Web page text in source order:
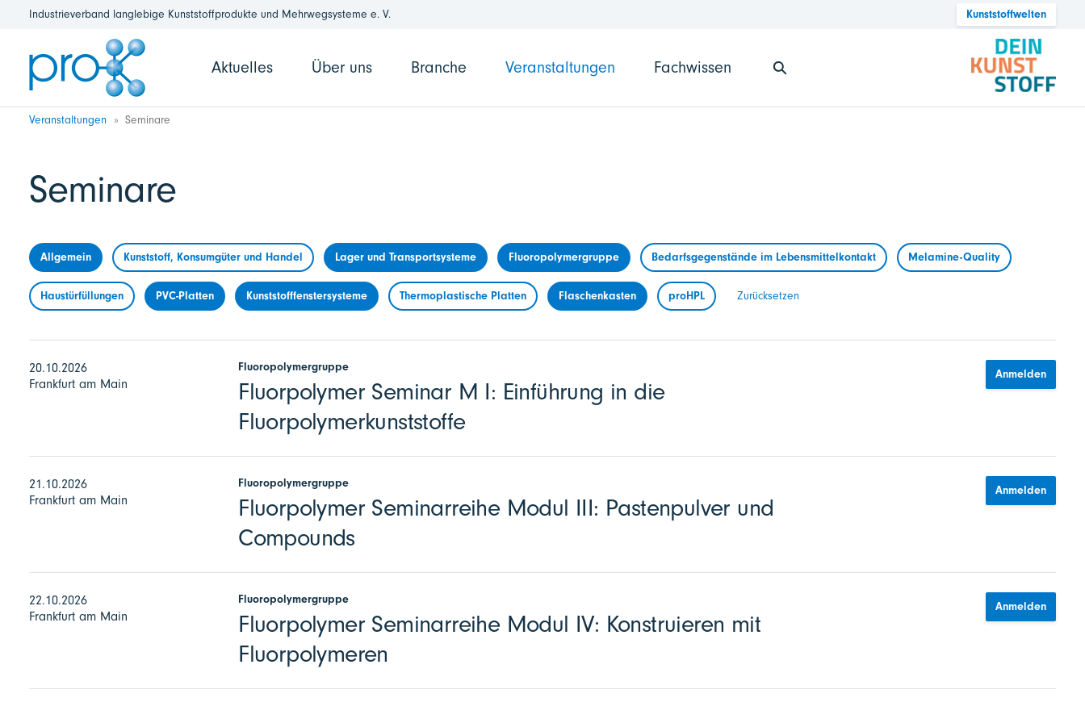
Industrieverband langlebige Kunststoffprodukte und Mehrwegsysteme e. V. Kunststoffwelten
Aktuelles Über uns Branche Veranstaltungen Fachwissen
Veranstaltungen Seminare
Seminare
Allgemein Kunststoff, Konsumgüter und Handel Lager und Transportsysteme Fluoropolymergruppe Bedarfsgegenstände im Lebensmittelkontakt Melamine-Quality
Haustürfüllungen PVC-Platten Kunststofffenstersysteme Thermoplastische Platten Flaschenkasten proHPL Zurücksetzen
20.10.2026
Frankfurt am Main
Fluoropolymergruppe
Fluorpolymer Seminar M I: Einführung in die
Fluorpolymerkunststoffe
Anmelden
21.10.2026
Frankfurt am Main
Fluoropolymergruppe
Fluorpolymer Seminarreihe Modul III: Pastenpulver und
Compounds
Anmelden
22.10.2026
Frankfurt am Main
Fluoropolymergruppe
Fluorpolymer Seminarreihe Modul IV: Konstruieren mit
Fluorpolymeren
Anmelden